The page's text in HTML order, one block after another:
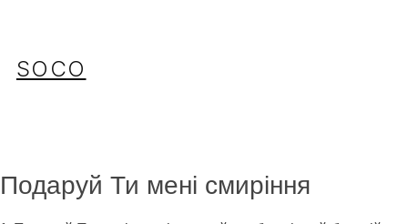
SOCO
Подаруй Ти мені смиріння